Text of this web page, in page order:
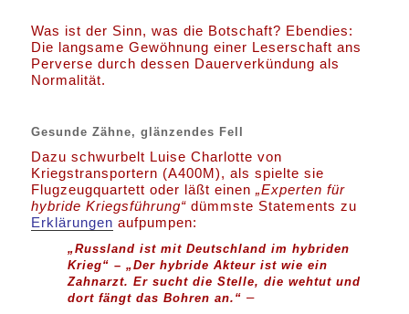
Was ist der Sinn, was die Botschaft? Ebendies:
Die langsame Gewöhnung einer Leserschaft ans
Perverse durch dessen Dauerverkündung als
Normalität.
Gesunde Zähne, glänzendes Fell
Dazu schwurbelt Luise Charlotte von
Kriegstransportern (A400M), als spielte sie
Flugzeugquartett oder läßt einen„Experten für
hybride Kriegsführung“ dümmste Statements zu
Erklärungen aufpumpen:
„Russland ist mit Deutschland im hybriden
Krieg“ – „Der hybride Akteur ist wie ein
Zahnarzt. Er sucht die Stelle, die wehtut und
dort fängt das Bohren an.“ –